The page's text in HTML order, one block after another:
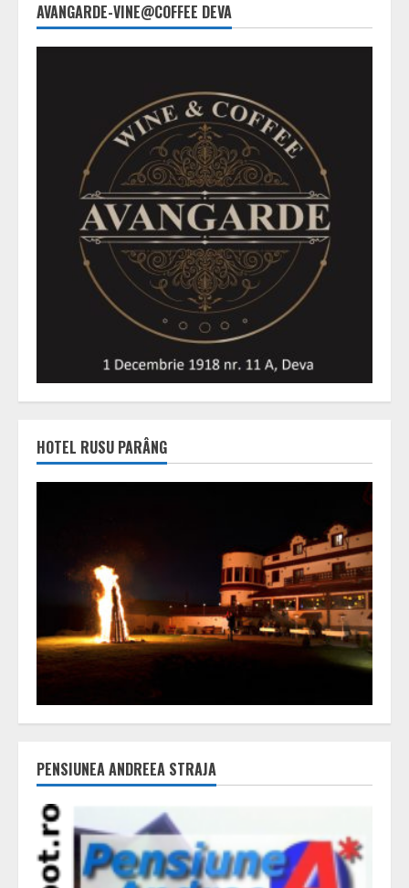
AVANGARDE-VINE@COFFEE DEVA
HOTEL RUSU PARÂNG
PENSIUNEA ANDREEA STRAJA